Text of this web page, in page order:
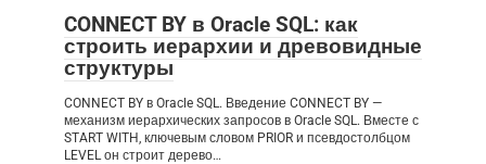
CONNECT BY в Oracle SQL: как
строить иерархии и древовидные
структуры
CONNECT BY в Oracle SQL. Введение CONNECT BY —
механизм иерархических запросов в Oracle SQL. Вместе с
START WITH, ключевым словом PRIOR и псевдостолбцом
LEVEL он строит дерево…